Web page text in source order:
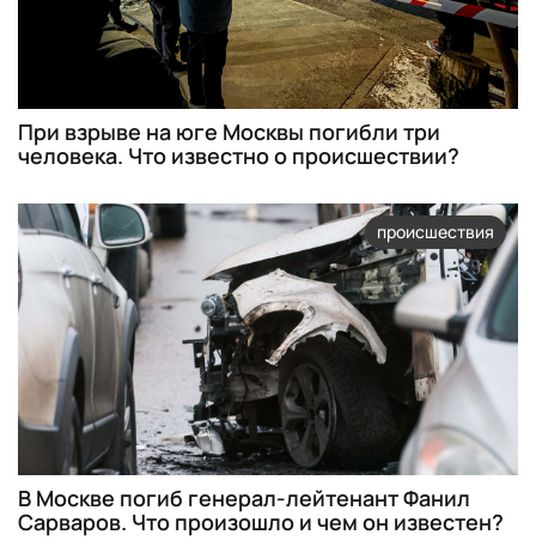
При взрыве на юге Москвы погибли три
человека. Что известно о происшествии?
происшествия
В Москве погиб генерал-лейтенант Фанил
Сарваров. Что произошло и чем он известен?